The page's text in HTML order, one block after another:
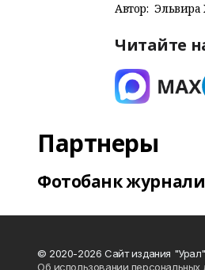
Автор: Эльвира
Читайте
Партнеры
Фотобанк
© 2020-2026 Сайт издания
Об использовании персональных